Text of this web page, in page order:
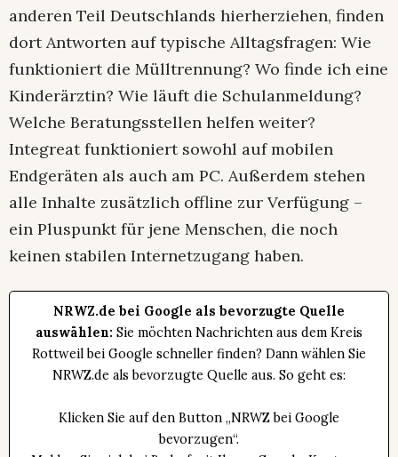
anderen Teil Deutschlands hierherziehen, finden
dort Antworten auf typische Alltagsfragen: Wie
funktioniert die Mülltrennung? Wo finde ich eine
Kinderärztin? Wie läuft die Schulanmeldung?
Welche Beratungsstellen helfen weiter?
Integreat funktioniert sowohl auf mobilen
Endgeräten als auch am PC. Außerdem stehen
alle Inhalte zusätzlich offline zur Verfügung –
ein Pluspunkt für jene Menschen, die noch
keinen stabilen Internetzugang haben.
NRWZ.de bei Google als bevorzugte Quelle
auswählen: Sie möchten Nachrichten aus dem Kreis
Rottweil bei Google schneller finden? Dann wählen Sie
NRWZ.de als bevorzugte Quelle aus. So geht es:
Klicken Sie auf den Button „NRWZ bei Google
bevorzugen“.